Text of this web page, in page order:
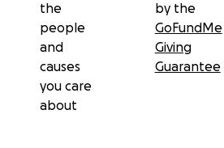
the
people
and
causes
you care
about
by the
GoFundMe
Giving
Guarantee